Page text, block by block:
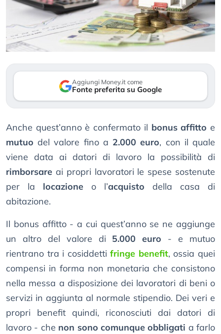
Aggiungi Money.it come
Fonte preferita su Google
Anche quest’anno è confermato il bonus affitto e
mutuo del valore fino a 2.000 euro, con il quale
viene data ai datori di lavoro la possibilità di
rimborsare ai propri lavoratori le spese sostenute
per la locazione o l’acquisto della casa di
abitazione.
Il bonus affitto - a cui quest’anno se ne aggiunge
un altro del valore di 5.000 euro - e mutuo
rientrano tra i cosiddettifringe benefit, ossia quei
compensi in forma non monetaria che consistono
nella messa a disposizione dei lavoratori di beni o
servizi in aggiunta al normale stipendio. Dei veri e
propri benefit quindi, riconosciuti dai datori di
lavoro - che non sono comunque obbligati a farlo